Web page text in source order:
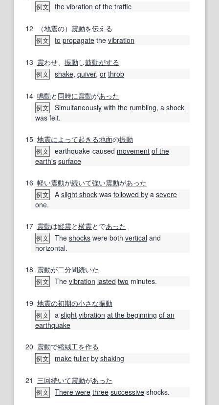
例文 the vibration of the traffic
12 （地震の） 震動を伝える
例文 to propagate the vibration
13 震わせ、 振動 し鼓動がする
例文 shake, quiver, or throb
14 鳴動と 同時に震動があった
例文 Simultaneously with the rumbling, a shock
was felt.
15 地震によって起きる地面の振動
例文 earthquake-caused movement of the
earth's surface
16 軽い震動が続いて強い震動があった
例文 A slight shock was followed by a severe
one.
17 震動は縦震と横震とであった
例文 The shocks were both vertical and
horizontal.
18 震動が二分間続いた
例文 The vibration lasted two minutes.
19 地震の初期の小さな振動
例文 a slight vibration at the beginning of an
earthquake
20 震動で縮絨工を作る
例文 make fuller by shaking
21 三回続いて震動があった
例文 There were three successive shocks.